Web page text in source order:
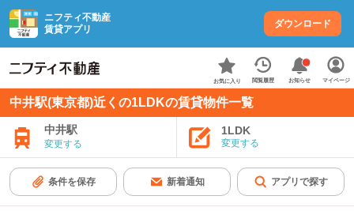
ニフティ不動産
賃貸アプリ
ダウンロード
お気に入り 閲覧履歴 お知らせ マイページ
中井駅(東京都)近くの1LDKの賃貸物件一覧
中井駅
変更する
1LDK
変更する
条件を保存 新着通知 アプリで探す